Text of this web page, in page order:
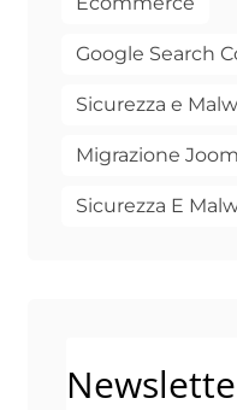
Google Search
Sicurezza e
Migrazione
Sicurezza E